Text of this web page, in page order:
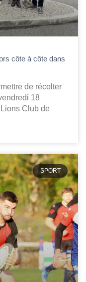
côte à côte dans
de récolter
18
Club de
SPORT